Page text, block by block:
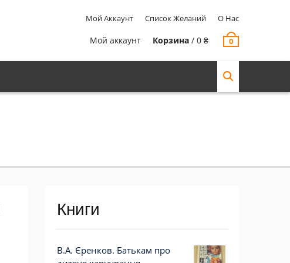
Мой Аккаунт Список Желаний О Нас
Мой аккаунт Корзина / 0 ₴ 0
Книги
В.А. Єренков. Батькам про